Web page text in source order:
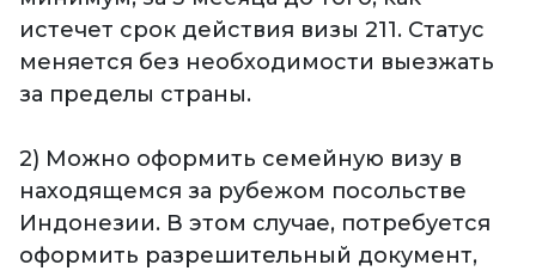
истечет срок действия визы 211. Статус
меняется без необходимости выезжать
за пределы страны.
2) Можно оформить семейную визу в
находящемся за рубежом посольстве
Индонезии. В этом случае, потребуется
оформить разрешительный документ,